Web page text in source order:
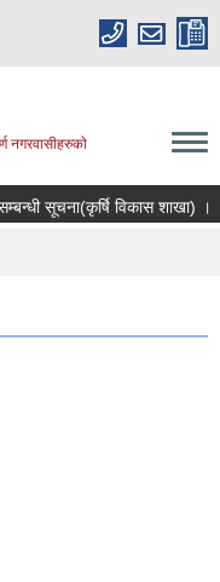
नगरवासीहरुकाे
सूचना(कृर्षि विकास शाखा) ।